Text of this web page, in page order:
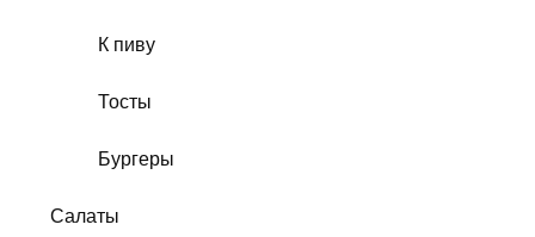
К пиву
Тосты
Бургеры
Салаты